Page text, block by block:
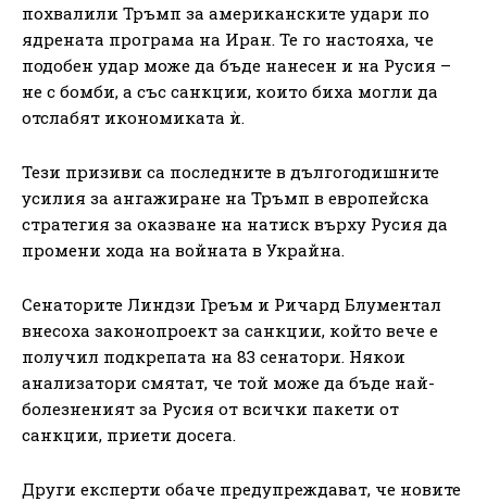
похвалили Тръмп за американските удари по
ядрената програма на Иран. Те го настояха, че
подобен удар може да бъде нанесен и на Русия –
не с бомби, а със санкции, които биха могли да
отслабят икономиката ѝ.
Тези призиви са последните в дългогодишните
усилия за ангажиране на Тръмп в европейска
стратегия за оказване на натиск върху Русия да
промени хода на войната в Украйна.
Сенаторите Линдзи Греъм и Ричард Блументал
внесоха законопроект за санкции, който вече е
получил подкрепата на 83 сенатори. Някои
анализатори смятат, че той може да бъде най-
болезненият за Русия от всички пакети от
санкции, приети досега.
Други експерти обаче предупреждават, че новите